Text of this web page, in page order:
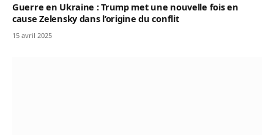
Guerre en Ukraine : Trump met une nouvelle fois en
cause Zelensky dans l’origine du conflit
15 avril 2025